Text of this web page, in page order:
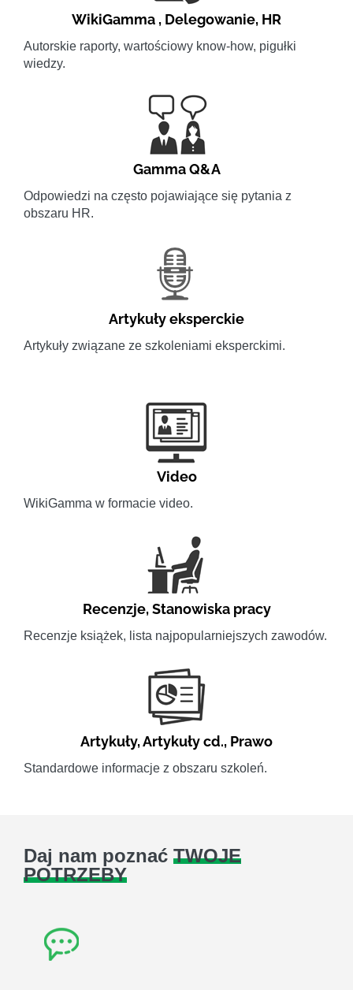
WikiGamma , Delegowanie, HR
Autorskie raporty, wartościowy know-how, pigułki
wiedzy.
Gamma Q&A
Odpowiedzi na często pojawiające się pytania z
obszaru HR.
Artykuły eksperckie
Artykuły związane ze szkoleniami eksperckimi.
Video
WikiGamma w formacie video.
Recenzje,Stanowiska pracy
Recenzje książek, lista najpopularniejszych zawodów.
Artykuły,Artykuły cd., Prawo
Standardowe informacje z obszaru szkoleń.
Daj nam poznać TWOJE
POTRZEBY